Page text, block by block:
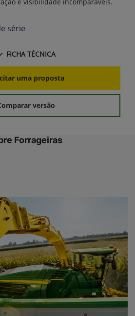
série
FICHA TÉCNICA
uma proposta
versão
Forrageiras